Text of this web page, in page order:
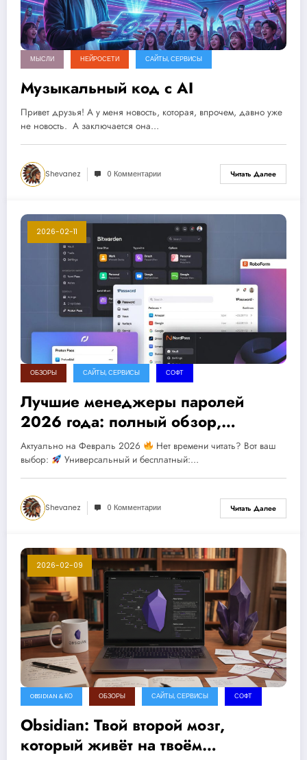
МЫСЛИ НЕЙРОСЕТИ САЙТЫ, СЕРВИСЫ
Музыкальный код с AI
Привет друзья! А у меня новость, которая, впрочем, давно уже
не новость. А заключается она…
Shevanez 0 Комментарии Читать Далее
2026-02-11
ОБЗОРЫ САЙТЫ, СЕРВИСЫ СОФТ
Лучшие менеджеры паролей
2026 года: полный обзор,
сравнение и рекомендации
Актуально на Февраль 2026
Нет времени читать? Вот ваш
выбор:
Универсальный и бесплатный:…
Shevanez 0 Комментарии Читать Далее
2026-02-09
OBSIDIAN & КО ОБЗОРЫ САЙТЫ, СЕРВИСЫ СОФТ
Obsidian: Твой второй мозг,
который живёт на твоём